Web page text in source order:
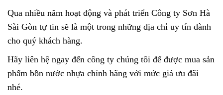
Qua nhiều năm hoạt động và phát triển Công ty Sơn Hà
Sài Gòn tự tin sẽ là một trong những địa chỉ uy tín dành
cho quý khách hàng.
Hãy liên hệ ngay đến công ty chúng tôi để được mua sản
phẩm bồn nước nhựa chính hãng với mức giá ưu đãi
nhé.